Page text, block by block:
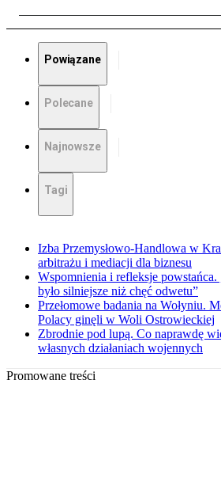
Powiązane
Polecane
Najnowsze
Tagi
Izba Przemysłowo-Handlowa w
arbitrażu i mediacji dla biznesu
Wspomnienia i refleksje
było silniejsze niż chęć odwetu”
Przełomowe badania na Wołyniu.
Polacy ginęli w Woli Ostrowieckiej
Zbrodnie pod lupą. Co naprawdę
własnych działaniach wojennych
Promowane treści